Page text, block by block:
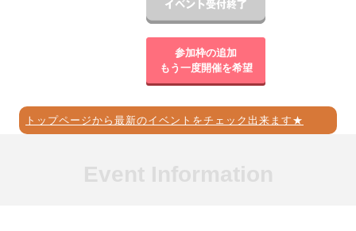
参加枠の追加
もう一度開催を希望
トップページから最新のイベントをチェック出来ます★